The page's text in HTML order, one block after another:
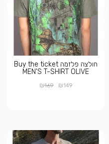
חולצה פלזמה Buy the ticket
MEN'S T-SHIRT OLIVE
₪149
₪169